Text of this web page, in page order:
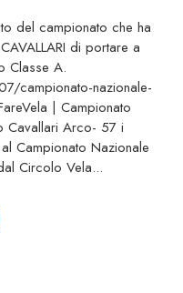
del campionato che ha
di portare a
Classe A.
campionato-nazionale-
| Campionato
Cavallari Arco- 57 i
Campionato Nazionale
Circolo Vela...